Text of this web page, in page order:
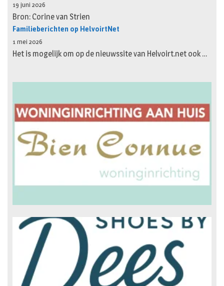
19 juni 2026
Bron: Corine van Strien
Familieberichten op HelvoirtNet
1 mei 2026
Het is mogelijk om op de nieuwssite van Helvoirt.net ook …